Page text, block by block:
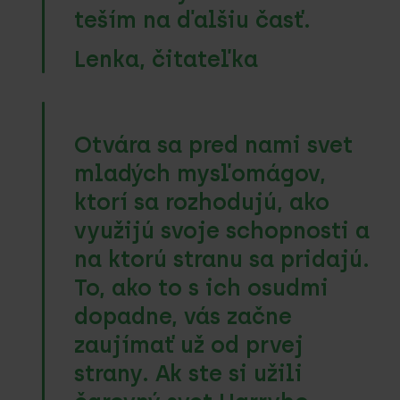
teším na ďalšiu časť.
Lenka, čitateľka
Otvára sa pred nami svet
mladých mysľomágov,
ktorí sa rozhodujú, ako
využijú svoje schopnosti a
na ktorú stranu sa pridajú.
To, ako to s ich osudmi
dopadne, vás začne
zaujímať už od prvej
strany. Ak ste si užili